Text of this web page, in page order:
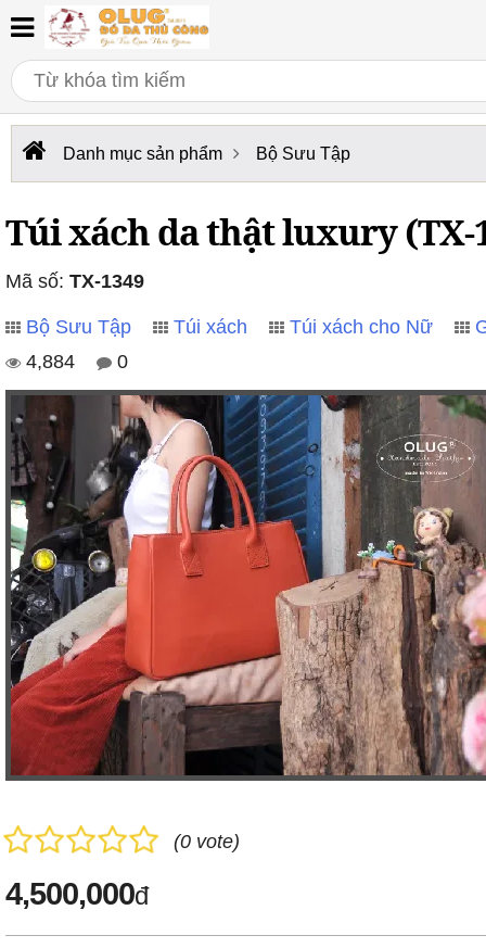
Danh mục sản phẩm Bộ Sưu Tập
Túi xách da thật luxury (TX-
Mã số: TX-1349
Bộ Sưu Tập Túi xách Túi xách cho Nữ
4,884
0
(0 vote)
4,500,000đ